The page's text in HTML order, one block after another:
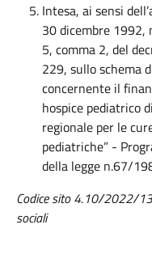
Intesa, ai sensi
30 dicembre 1992,
5, comma 2, del
229, sullo schema
concernente il
hospice pediatrico
regionale per le
pediatriche” -
della legge n.67/
Codice sito 4.10/2022/1
sociali